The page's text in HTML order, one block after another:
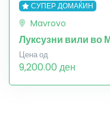
СУПЕР ДОМАЌИН
Mavrovo
Луксузни вили во
Цена од
9,200.00 ден